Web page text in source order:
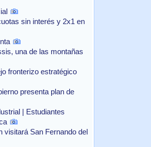
sin interés y 2x1 en
una de las montañas
fronterizo estratégico
presenta plan de
| Estudiantes
visitará San Fernando del